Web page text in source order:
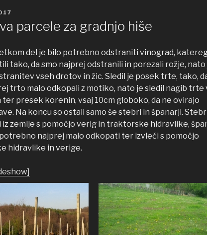
parcele za gradnjo hiše
del je bilo potrebno odstraniti vinograd,
tako, da smo najprej odstranili in porezali rožje, nato
vseh drotov in žic. Sledil je posek trte, tako,
trto malo odkopali z motiko, nato je sledil nagib trte
presek korenin, vsaj 10cm globoko, da ne ovirajo
Na koncu so ostali samo še stebri in španarji.
iz zemlje s pomočjo verig in traktorske hidravlike,
najprej malo odkopati ter izvleči s pomočjo
hidravlike in verige.